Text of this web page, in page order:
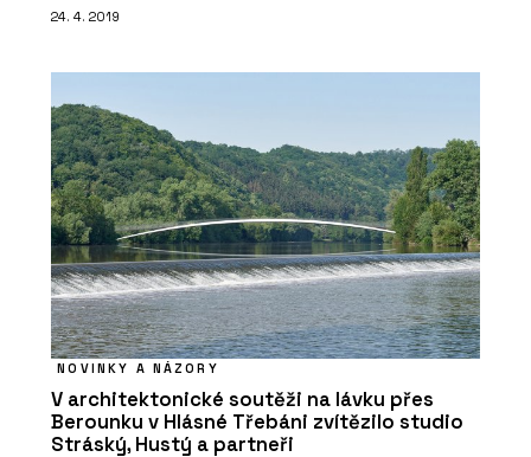
24. 4. 2019
NOVINKY A NÁZORY
V architektonické soutěži na lávku přes
Berounku v Hlásné Třebáni zvítězilo studio
Stráský, Hustý a partneři